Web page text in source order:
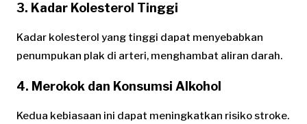
3. Kadar Kolesterol Tinggi
Kadar kolesterol yang tinggi dapat menyebabkan
penumpukan plak di arteri, menghambat aliran darah.
4. Merokok dan Konsumsi Alkohol
Kedua kebiasaan ini dapat meningkatkan risiko stroke.